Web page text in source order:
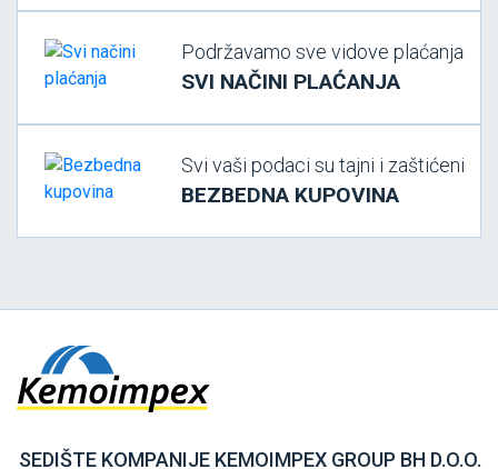
Podržavamo sve vidove plaćanja
SVI NAČINI PLAĆANJA
Svi vaši podaci su tajni i zaštićeni
BEZBEDNA KUPOVINA
SEDIŠTE KOMPANIJE KEMOIMPEX GROUP BH D.O.O.